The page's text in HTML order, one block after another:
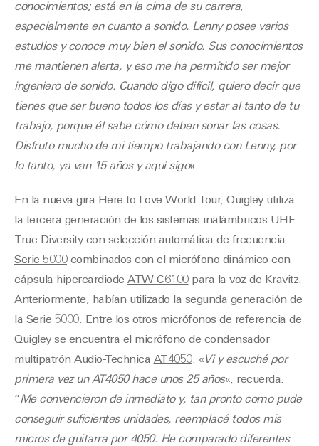
conocimientos; está en la cima de su carrera,
especialmente en cuanto a sonido. Lenny posee varios
estudios y conoce muy bien el sonido. Sus conocimientos
me mantienen alerta, y eso me ha permitido ser mejor
ingeniero de sonido. Cuando digo difícil, quiero decir que
tienes que ser bueno todos los días y estar al tanto de tu
trabajo, porque él sabe cómo deben sonar las cosas.
Disfruto mucho de mi tiempo trabajando con Lenny, por
lo tanto, ya van 15 años y aquí sigo«.
En la nueva gira Here to Love World Tour, Quigley utiliza
la tercera generación de los sistemas inalámbricos UHF
True Diversity con selección automática de frecuencia
Serie 5000combinados con el micrófono dinámico con
cápsula hipercardiode ATW-C6100para la voz de Kravitz.
Anteriormente, habían utilizado la segunda generación de
la Serie 5000. Entre los otros micrófonos de referencia de
Quigley se encuentra el micrófono de condensador
multipatrón Audio-Technica AT4050. «Vi y escuché por
primera vez un AT4050 hace unos 25 años«, recuerda.
“Me convencieron de inmediato y, tan pronto como pude
conseguir suficientes unidades, reemplacé todos mis
micros de guitarra por 4050. He comparado diferentes